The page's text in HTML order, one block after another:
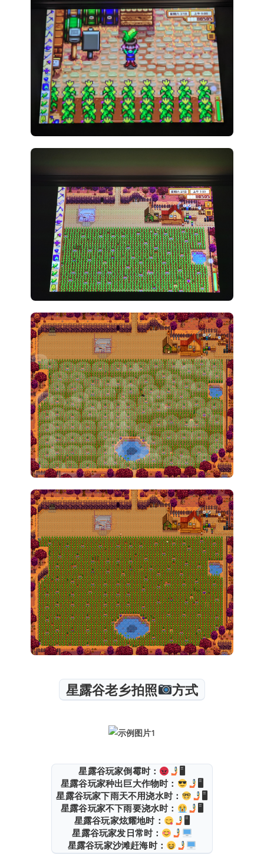
星露谷老乡拍照 方式
星露谷玩家倒霉时：
🖥 ​
星露谷玩家种出巨大作物时：
🖥
​星露谷玩家下雨天不用浇水时：
🖥
​星露谷玩家不下雨要浇水时：
🖥
​星露谷玩家炫耀地时：
🖥
​星露谷玩家发日常时：
​星露谷玩家沙滩赶海时：